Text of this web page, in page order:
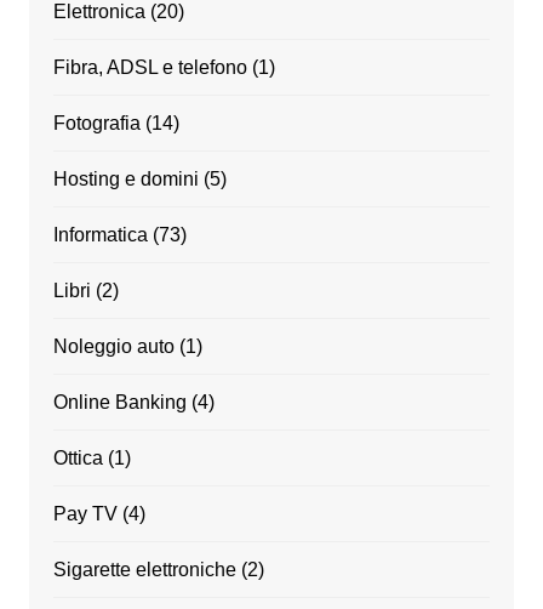
Elettronica (20)
Fibra, ADSL e telefono(1)
Fotografia (14)
Hosting e domini (5)
Informatica (73)
Libri (2)
Noleggio auto(1)
Online Banking (4)
Ottica (1)
Pay TV(4)
Sigarette elettroniche(2)